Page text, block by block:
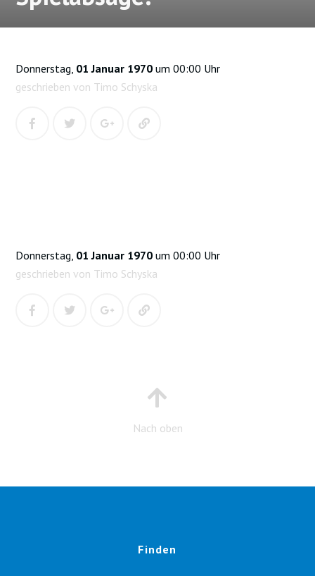
Donnerstag, 01 Januar 1970 um 00:00 Uhr
geschrieben von Timo Schyska
Donnerstag, 01 Januar 1970 um 00:00 Uhr
geschrieben von Timo Schyska
Nach oben
Finden